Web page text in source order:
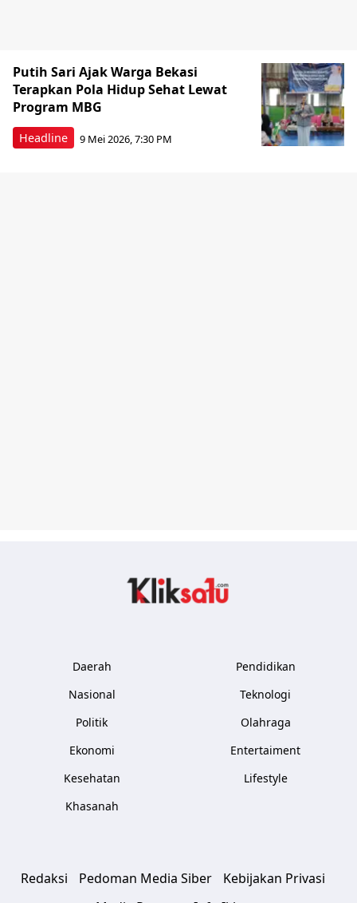
Headline
Putih Sari Ajak Warga Bekasi
Terapkan Pola Hidup Sehat Lewat
Program MBG
9 Mei 2026, 7:30 PM
Daerah
Nasional
Politik
Ekonomi
Kesehatan
Khasanah
Pendidikan
Teknologi
Olahraga
Entertaiment
Lifestyle
Redaksi Pedoman Media Siber
Kebijakan Privasi